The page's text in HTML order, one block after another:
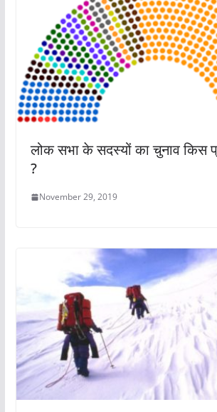
लोक सभा के सदस्‍यों का चुनाव कि‍स
?
November 29, 2019